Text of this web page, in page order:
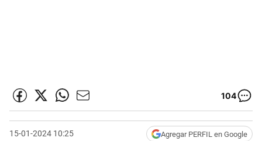
104
15-01-2024 10:25 Agregar PERFIL en Google